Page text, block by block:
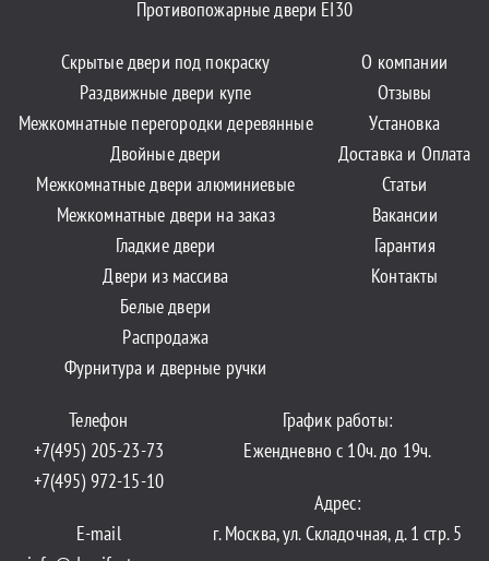
Противопожарные двери EI30
Скрытые двери под покраску
Раздвижные двери купе
Межкомнатные перегородки деревянные
Двойные двери
Межкомнатные двери алюминиевые
Межкомнатные двери на заказ
Гладкие двери
Двери из массива
Белые двери
Распродажа
Фурнитура и дверные ручки
О компании
Отзывы
Установка
Доставка и Оплата
Статьи
Вакансии
Гарантия
Контакты
Телефон
+7(495) 205-23-73
+7(495) 972-15-10
E-mail
График работы:
Ежендневно с 10ч. до 19ч.
Адрес:
г. Москва, ул. Складочная, д. 1 стр. 5